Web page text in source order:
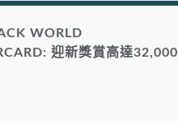
WORLD
迎新獎賞高達32,000